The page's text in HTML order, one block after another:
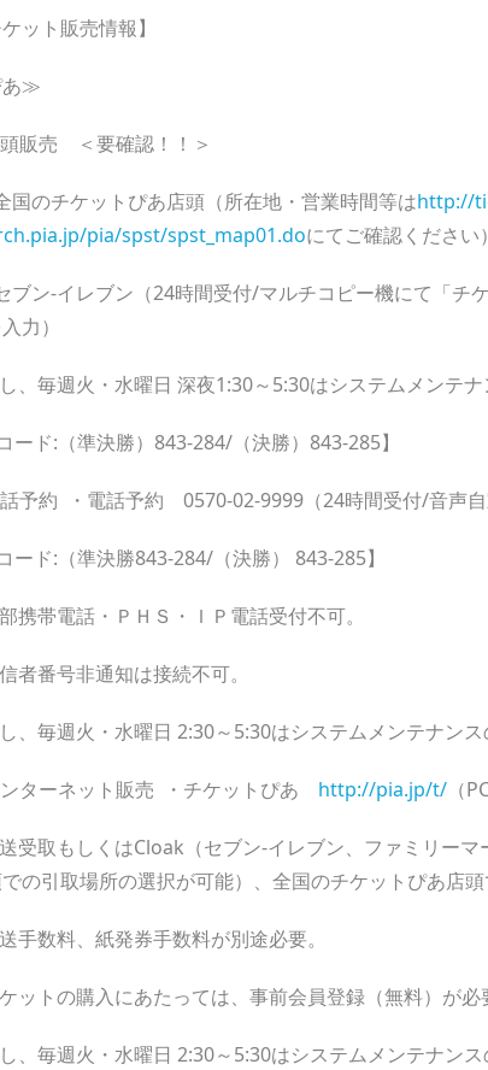
ケット販売情報】
≫
販売 ＜要確認！！＞
国のチケットぴあ店頭（所在地・営業時間等はhttp://
pia/spst/spst_map01.doにてご確認ください）
ブン-イレブン（24時間受付/マルチコピー機にて「チ
力）
、毎週火・水曜日 深夜1:30～5:30はシステムメンテナ
コード:（準決勝）843-284/（決勝）843-285】
予約 ・電話予約 0570-02-9999（24時間受付/音声自
コード:（準決勝843-284/（決勝） 843-285】
携帯電話・ＰＨＳ・ＩＰ電話受付不可。
者番号非通知は接続不可。
、毎週火・水曜日 2:30～5:30はシステムメンテナンス
ターネット販売 ・チケットぴあ http://pia.jp/t/ （
受取もしくはCloak（セブン-イレブン、ファミリーマ
の引取場所の選択が可能）、全国のチケットぴあ店頭
手数料、紙発券手数料が別途必要。
ットの購入にあたっては、事前会員登録（無料）が必
、毎週火・水曜日 2:30～5:30はシステムメンテナンス